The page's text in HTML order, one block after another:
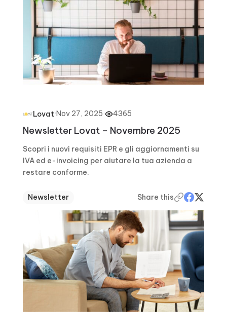
Lovat·Nov 27, 2025· 4365
Newsletter Lovat – Novembre 2025
Scopri i nuovi requisiti EPR e gli aggiornamenti su
IVA ed e-invoicing per aiutare la tua azienda a
restare conforme.
Newsletter Share this